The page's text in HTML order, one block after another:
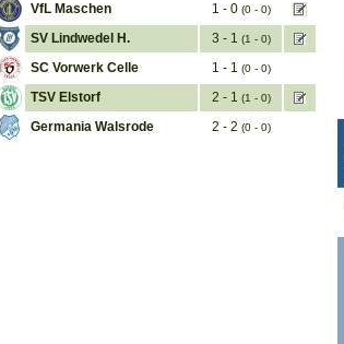
VfL Maschen 1 - 0 (0 - 0)
SV Lindwedel H. 3 - 1 (1 - 0)
SC Vorwerk Celle 1 - 1 (0 - 0)
TSV Elstorf 2 - 1 (1 - 0)
Germania Walsrode 2 - 2 (0 - 0)